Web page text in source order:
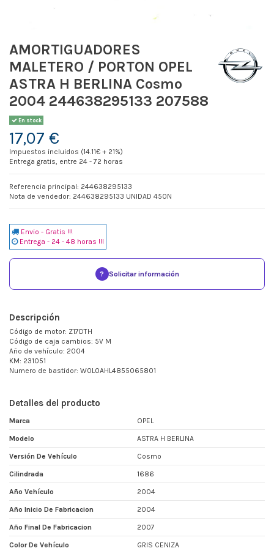
AMORTIGUADORES
MALETERO / PORTON OPEL
ASTRA H BERLINA Cosmo
2004 244638295133 207588
En stock
17,07 €
Impuestos incluidos (14.11€ + 21%)
Entrega gratis, entre 24 - 72 horas
Referencia principal: 244638295133
Nota de vendedor: 244638295133 UNIDAD 450N
Envio - Gratis !!!
Entrega - 24 - 48 horas !!!
? Solicitar información
Descripción
Código de motor: Z17DTH
Código de caja cambios: 5V M
Año de vehículo: 2004
KM: 231051
Numero de bastidor: W0L0AHL4855065801
Detalles del producto
Marca OPEL
Modelo ASTRA H BERLINA
Versión De Vehículo Cosmo
Cilindrada 1686
Año Vehículo 2004
Año Inicio De Fabricacion 2004
Año Final De Fabricacion 2007
Color De Vehículo GRIS CENIZA